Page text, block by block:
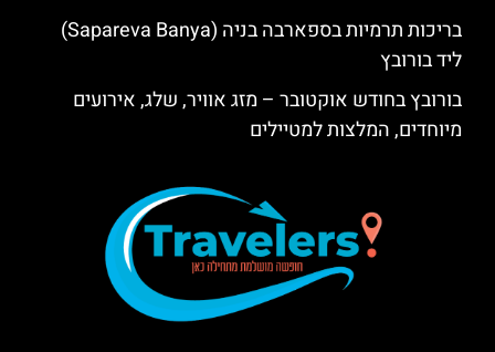
בריכות תרמיות בספארבה בניה (Sapareva Banya)
ליד בורובץ
בורובץ בחודש אוקטובר – מזג אוויר, שלג, אירועים
מיוחדים, המלצות למטיילים